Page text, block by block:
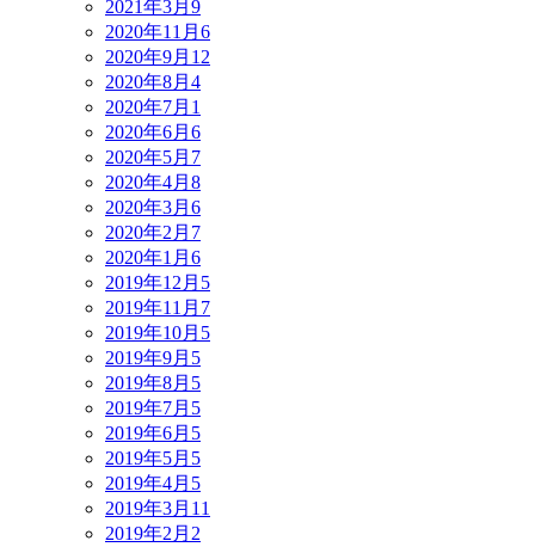
2021年3月 9
2020年11月 6
2020年9月 12
2020年8月 4
2020年7月 1
2020年6月 6
2020年5月 7
2020年4月 8
2020年3月 6
2020年2月 7
2020年1月 6
2019年12月 5
2019年11月 7
2019年10月 5
2019年9月 5
2019年8月 5
2019年7月 5
2019年6月 5
2019年5月 5
2019年4月 5
2019年3月 11
2019年2月 2